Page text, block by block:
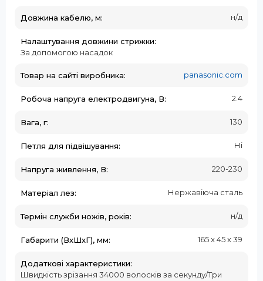
Довжина кабелю, м: н/д
Налаштування довжини стрижки:
За допомогою насадок
Товар на сайті виробника: panasonic.com
Робоча напруга електродвигуна, В: 2.4
Вага, г: 130
Петля для підвішування: Ні
Напруга живлення, В: 220-230
Матеріал лез: Нержавіюча сталь
Термін служби ножів, років: н/д
Габарити (ВxШхГ), мм: 165 x 45 x 39
Додаткові характеристики:
Швидкість зрізання 34000 волосків за секунду/Три